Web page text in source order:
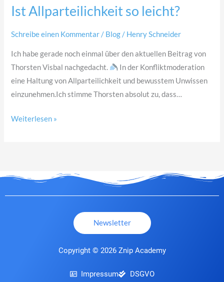
Ist Allparteilichkeit so leicht?
Schreibe einen Kommentar / Blog / Henry Schneider
Ich habe gerade noch einmal über den aktuellen Beitrag von
Thorsten Visbal nachgedacht.
In der Konfliktmoderation
eine Haltung von Allparteilichkeit und bewusstem Unwissen
einzunehmen.Ich stimme Thorsten absolut zu, dass…
so
Weiterlesen »
Newsletter
Copyright © 2026 Znip Academy
Impressum DSGVO